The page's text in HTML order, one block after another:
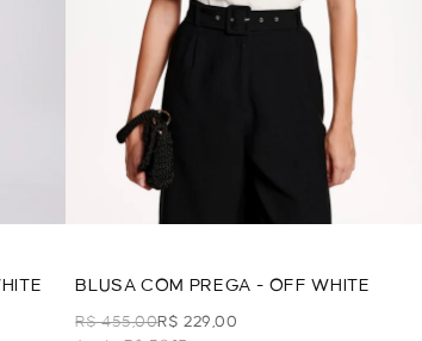
BLUSA COM PREGA - OFF WHITE
R$ 455,00R$ 229,00